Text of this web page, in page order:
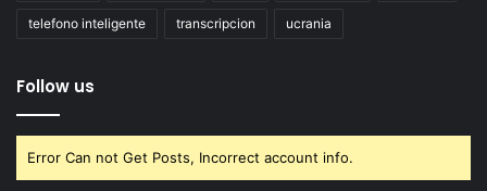
telefono inteligente transcripcion ucrania
Follow us
Error Can not Get Posts, Incorrect account info.